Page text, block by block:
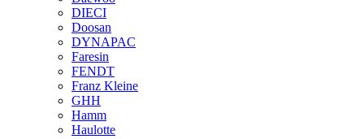
DIECI
Doosan
DYNAPAC
Faresin
FENDT
Franz Kleine
GHH
Hamm
Haulotte